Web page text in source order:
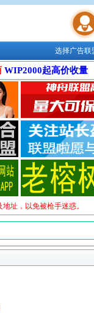
联盟学院
选择广告
WIP2000起高价收量
址，以免被枪手迷惑。